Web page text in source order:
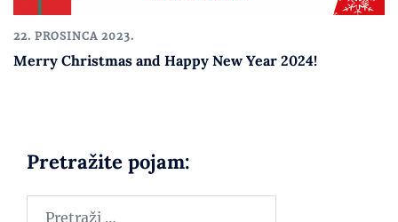
22. PROSINCA 2023.
Merry Christmas and Happy New Year 2024!
Pretražite pojam: